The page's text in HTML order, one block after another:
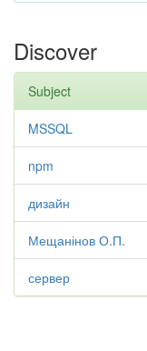
Discover
Subject
MSSQL
npm
дизайн
Мещанінов О.П.
сервер